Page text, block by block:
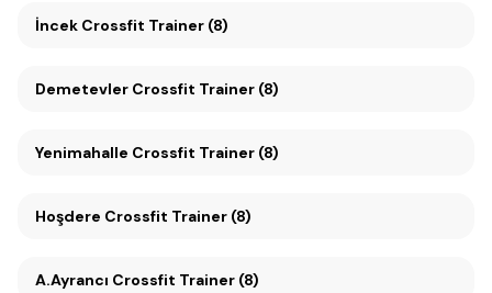
İncek Crossfit Trainer (8)
Demetevler Crossfit Trainer (8)
Yenimahalle Crossfit Trainer (8)
Hoşdere Crossfit Trainer (8)
A.Ayrancı Crossfit Trainer (8)